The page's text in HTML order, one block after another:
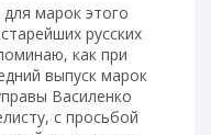
марок этого
русских
как при
выпуск марок
Василенко
с просьбой